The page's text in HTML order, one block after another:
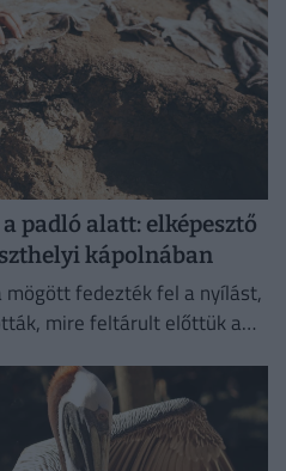
padló alatt: elképesztő
kápolnában
fedezték fel a nyílást,
mire feltárult előttük a